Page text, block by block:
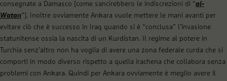
consegnate a Damasco [come sancirebbero le indiscrezioni di “al-
Watan”]. Inoltre ovviamente Ankara vuole mettere le mani avanti per
evitare ciò che è successo in Iraq quando si è “conclusa” l’invasione
statunitense ossia la nascita di un Kurdistan. Il regime al potere in
Turchia senz’altro non ha voglia di avere una zona federale curda che si
comporti in modo diverso rispetto a quella irachena che collabora senza
problemi con Ankara. Quindi per Ankara ovviamente è meglio avere il